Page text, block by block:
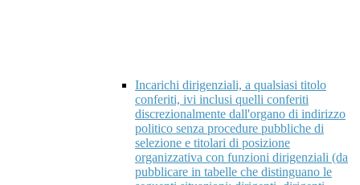
Incarichi dirigenziali, a qualsiasi titolo
conferiti, ivi inclusi quelli conferiti
discrezionalmente dall'organo di indirizzo
politico senza procedure pubbliche di
selezione e titolari di posizione
organizzativa con funzioni dirigenziali (da
pubblicare in tabelle che distinguano le